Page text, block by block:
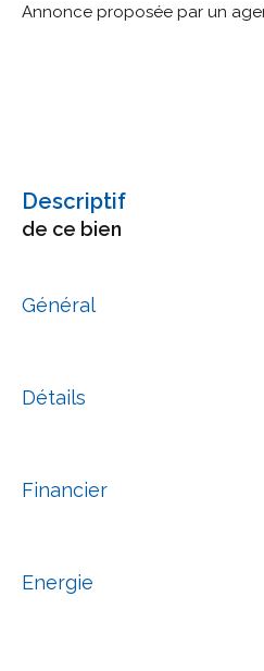
Annonce proposée par un
descriptif
de ce bien
Général
Détails
Financier
Energie